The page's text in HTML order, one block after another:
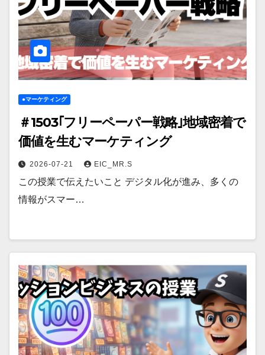
●マーケティング
＃1503｢フリーペーパー戦略｣地域密着で
価値を生むマーケティング
2026-07-21 EIC_MR.S
この授業で伝えたいこと デジタル化が進み、多くの
情報がスマー…